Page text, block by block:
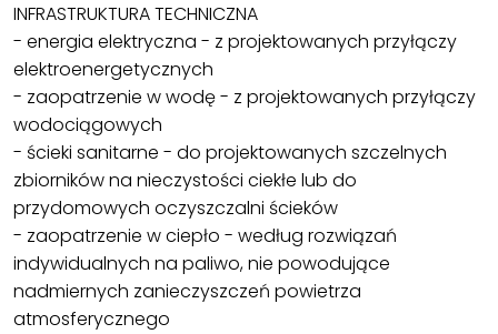
INFRASTRUKTURA TECHNICZNA
- energia elektryczna - z projektowanych przyłączy
elektroenergetycznych
- zaopatrzenie w wodę - z projektowanych przyłączy
wodociągowych
- ścieki sanitarne - do projektowanych szczelnych
zbiorników na nieczystości ciekłe lub do
przydomowych oczyszczalni ścieków
- zaopatrzenie w ciepło - według rozwiązań
indywidualnych na paliwo, nie powodujące
nadmiernych zanieczyszczeń powietrza
atmosferycznego